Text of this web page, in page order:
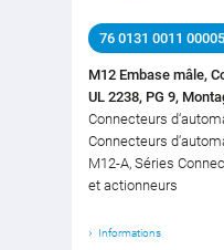
76 0131 0011
M12 Embase mâle,
UL 2238, PG 9,
Connecteurs
Connecteurs
M12-A, Séries
et actionneurs
Informations